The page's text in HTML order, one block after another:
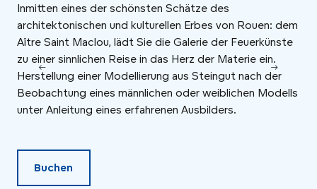
Inmitten eines der schönsten Schätze des
architektonischen und kulturellen Erbes von Rouen: dem
Aître Saint Maclou, lädt Sie die Galerie der Feuerkünste
zu einer sinnlichen Reise in das Herz der Materie ein.
Herstellung einer Modellierung aus Steingut nach der
Beobachtung eines männlichen oder weiblichen Modells
unter Anleitung eines erfahrenen Ausbilders.
Buchen